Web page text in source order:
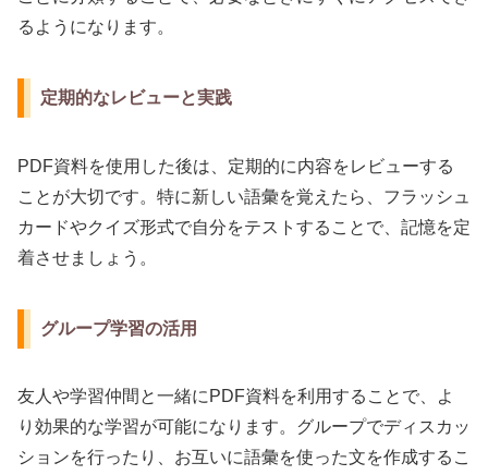
るようになります。
定期的なレビューと実践
PDF資料を使用した後は、定期的に内容をレビューする
ことが大切です。特に新しい語彙を覚えたら、フラッシュ
カードやクイズ形式で自分をテストすることで、記憶を定
着させましょう。
グループ学習の活用
友人や学習仲間と一緒にPDF資料を利用することで、よ
り効果的な学習が可能になります。グループでディスカッ
ションを行ったり、お互いに語彙を使った文を作成するこ